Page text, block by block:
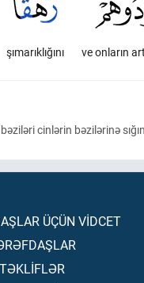
ve onların
şımarıklığını
cinlərin bəzilərinə
ÜÇÜN VİDCET